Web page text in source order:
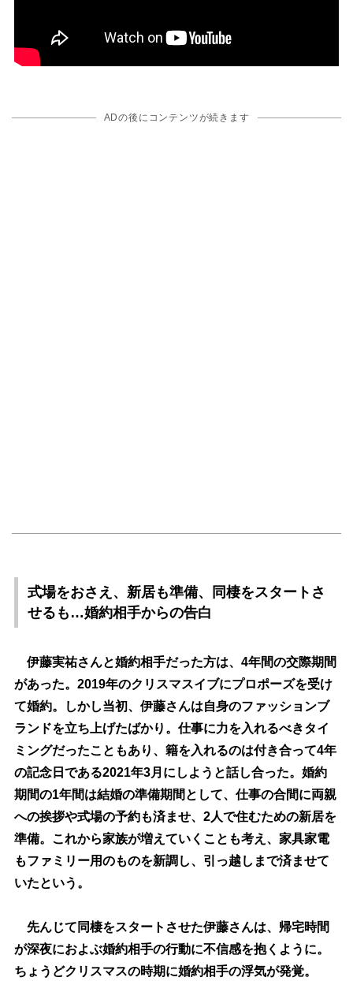
ADの後にコンテンツが続きます
式場をおさえ、新居も準備、同棲をスタートさ
せるも…婚約相手からの告白
伊藤実祐さんと婚約相手だった方は、4年間の交際期間
があった。2019年のクリスマスイブにプロポーズを受け
て婚約。しかし当初、伊藤さんは自身のファッションブ
ランドを立ち上げたばかり。仕事に力を入れるべきタイ
ミングだったこともあり、籍を入れるのは付き合って4年
の記念日である2021年3月にしようと話し合った。婚約
期間の1年間は結婚の準備期間として、仕事の合間に両親
への挨拶や式場の予約も済ませ、2人で住むための新居を
準備。これから家族が増えていくことも考え、家具家電
もファミリー用のものを新調し、引っ越しまで済ませて
いたという。
先んじて同棲をスタートさせた伊藤さんは、帰宅時間
が深夜におよぶ婚約相手の行動に不信感を抱くように。
ちょうどクリスマスの時期に婚約相手の浮気が発覚。